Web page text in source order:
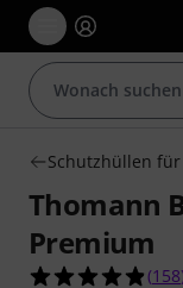
Schutzhüllen
Thomann
Premium
4.9
(158